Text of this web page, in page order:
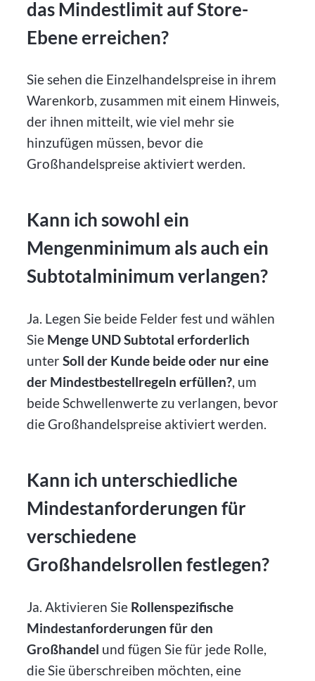
das Mindestlimit auf Store-
Ebene erreichen?
Sie sehen die Einzelhandelspreise in ihrem
Warenkorb, zusammen mit einem Hinweis,
der ihnen mitteilt, wie viel mehr sie
hinzufügen müssen, bevor die
Großhandelspreise aktiviert werden.
Kann ich sowohl ein
Mengenminimum als auch ein
Subtotalminimum verlangen?
Ja. Legen Sie beide Felder fest und wählen
Sie Menge UND Subtotal erforderlich
unterSoll der Kunde beide oder nur eine
der Mindestbestellregeln erfüllen?, um
beide Schwellenwerte zu verlangen, bevor
die Großhandelspreise aktiviert werden.
Kann ich unterschiedliche
Mindestanforderungen für
verschiedene
Großhandelsrollen festlegen?
Ja. Aktivieren Sie Rollenspezifische
Mindestanforderungen für den
Großhandel und fügen Sie für jede Rolle,
die Sie überschreiben möchten, eine